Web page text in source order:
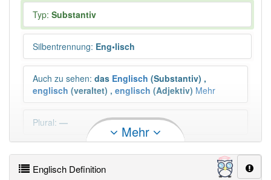
Typ: Substantiv
Silbentrennung: Eng•lisch
Auch zu sehen: das Englisch (Substantiv) ,
englisch (veraltet) , englisch (Adjektiv) Mehr
Plural: —
Duden geprüft:
Mehr
Englisch Definition